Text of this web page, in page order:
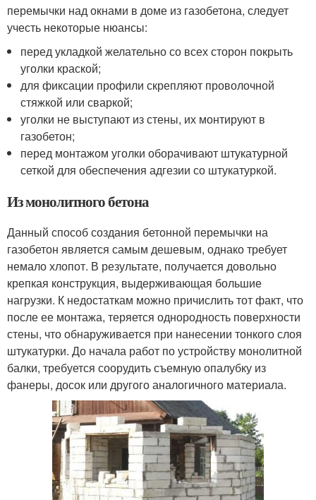
перемычки над окнами в доме из газобетона, следует
учесть некоторые нюансы:
перед укладкой желательно со всех сторон покрыть
уголки краской;
для фиксации профили скрепляют проволочной
стяжкой или сваркой;
уголки не выступают из стены, их монтируют в
газобетон;
перед монтажом уголки оборачивают штукатурной
сеткой для обеспечения адгезии со штукатуркой.
Из монолитного бетона
Данный способ создания бетонной перемычки на
газобетон является самым дешевым, однако требует
немало хлопот. В результате, получается довольно
крепкая конструкция, выдерживающая большие
нагрузки. К недостаткам можно причислить тот факт, что
после ее монтажа, теряется однородность поверхности
стены, что обнаруживается при нанесении тонкого слоя
штукатурки. До начала работ по устройству монолитной
балки, требуется соорудить съемную опалубку из
фанеры, досок или другого аналогичного материала.